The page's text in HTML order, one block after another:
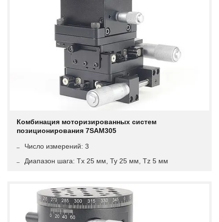
Комбинация моторизированных систем
позиционирования 7SAM305
Число измерений: 3
Диапазон шага: Tx 25 мм, Ty 25 мм, Tz 5 мм